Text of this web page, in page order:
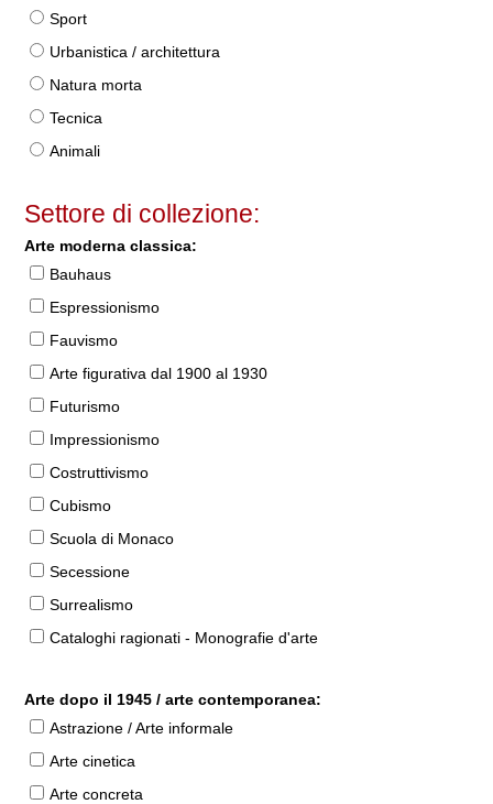
Sport
Urbanistica / architettura
Natura morta
Tecnica
Animali
Settore di collezione:
Arte moderna classica:
Bauhaus
Espressionismo
Fauvismo
Arte figurativa dal 1900 al 1930
Futurismo
Impressionismo
Costruttivismo
Cubismo
Scuola di Monaco
Secessione
Surrealismo
Cataloghi ragionati - Monografie d'arte
Arte dopo il 1945 / arte contemporanea:
Astrazione / Arte informale
Arte cinetica
Arte concreta